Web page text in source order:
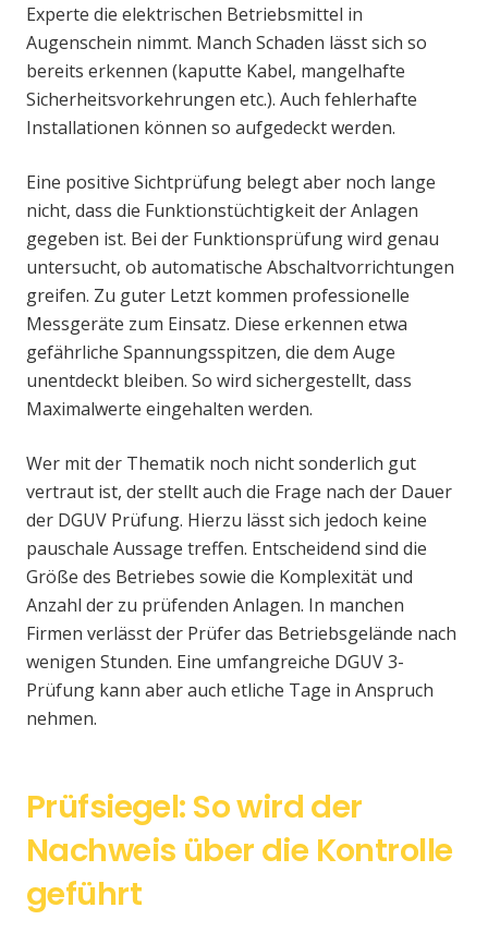
Experte die elektrischen Betriebsmittel in
Augenschein nimmt. Manch Schaden lässt sich so
bereits erkennen (kaputte Kabel, mangelhafte
Sicherheitsvorkehrungen etc.). Auch fehlerhafte
Installationen können so aufgedeckt werden.
Eine positive Sichtprüfung belegt aber noch lange
nicht, dass die Funktionstüchtigkeit der Anlagen
gegeben ist. Bei der Funktionsprüfung wird genau
untersucht, ob automatische Abschaltvorrichtungen
greifen. Zu guter Letzt kommen professionelle
Messgeräte zum Einsatz. Diese erkennen etwa
gefährliche Spannungsspitzen, die dem Auge
unentdeckt bleiben. So wird sichergestellt, dass
Maximalwerte eingehalten werden.
Wer mit der Thematik noch nicht sonderlich gut
vertraut ist, der stellt auch die Frage nach der Dauer
der DGUV Prüfung. Hierzu lässt sich jedoch keine
pauschale Aussage treffen. Entscheidend sind die
Größe des Betriebes sowie die Komplexität und
Anzahl der zu prüfenden Anlagen. In manchen
Firmen verlässt der Prüfer das Betriebsgelände nach
wenigen Stunden. Eine umfangreiche DGUV 3-
Prüfung kann aber auch etliche Tage in Anspruch
nehmen.
Prüfsiegel: So wird der
Nachweis über die Kontrolle
geführt